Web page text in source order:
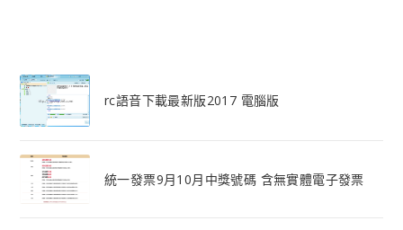
rc語音下載最新版2017 電腦版
統一發票9月10月中獎號碼 含無實體電子發票